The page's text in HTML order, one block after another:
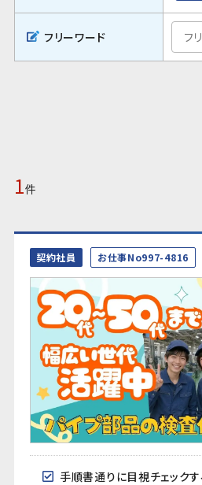
フリーワード
1件
契約社員 お仕事No997-4816
手順書通りに目視チェック